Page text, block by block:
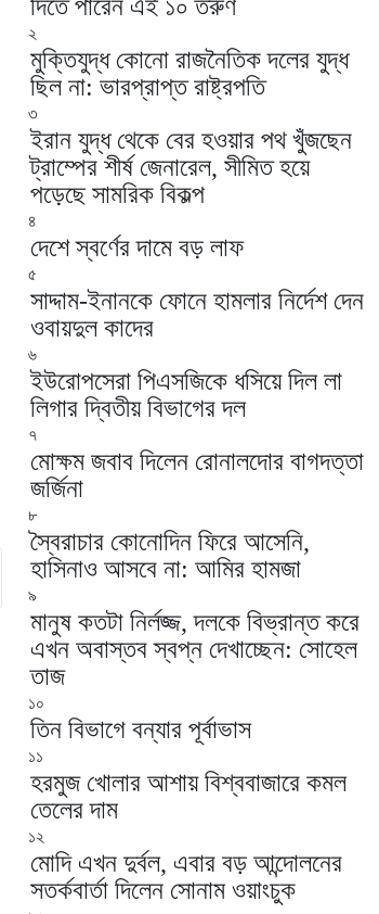
দিতে পারেন এই ১০ তরুণ
২
মুক্তিযুদ্ধ কোনো রাজনৈতিক দলের যুদ্ধ
ছিল না: ভারপ্রাপ্ত রাষ্ট্রপতি
৩
ইরান যুদ্ধ থেকে বের হওয়ার পথ খুঁজছেন
ট্রাম্পের শীর্ষ জেনারেল, সীমিত হয়ে
পড়েছে সামরিক বিকল্প
৪
দেশে স্বর্ণের দামে বড় লাফ
৫
সাদ্দাম-ইনানকে ফোনে হামলার নির্দেশ দেন
ওবায়দুল কাদের
৬
ইউরোপসেরা পিএসজিকে ধসিয়ে দিল লা
লিগার দ্বিতীয় বিভাগের দল
৭
মোক্ষম জবাব দিলেন রোনালদোর বাগদত্তা
জর্জিনা
৮
স্বৈরাচার কোনোদিন ফিরে আসেনি,
হাসিনাও আসবে না: আমির হামজা
৯
মানুষ কতটা নির্লজ্জ, দলকে বিভ্রান্ত করে
এখন অবাস্তব স্বপ্ন দেখাচ্ছেন: সোহেল
তাজ
১০
তিন বিভাগে বন্যার পূর্বাভাস
১১
হরমুজ খোলার আশায় বিশ্ববাজারে কমল
তেলের দাম
১২
মোদি এখন দুর্বল, এবার বড় আন্দোলনের
সতর্কবার্তা দিলেন সোনাম ওয়াংচুক